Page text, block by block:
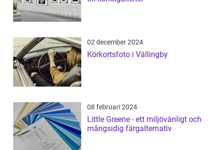
02 december 2024
Körkortsfoto i Vällingby
08 februari 2024
Little Greene - ett miljövänligt och
mångsidig färgalternativ